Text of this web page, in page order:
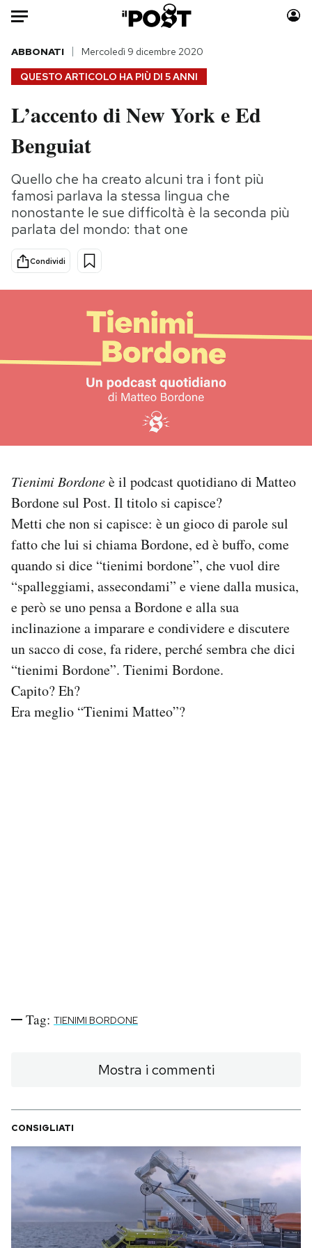
Auto
HOME
Italia
Politica
Tecnologia
Internet
Scienza
Cultura
Economia
Moda
Storie/Idee
Ok Boomer!
Media
Europa
NEWSLETTER
SHOP
CALENDARIO
AREA PERSONALE
Newsletter
Notifiche mobile
Regala il Post
Hai bisogno di aiuto?
Esci
QUESTO ARTICOLO HA PIÙ DI 5 ANNI
ABBONATI Mercoledì 9 dicembre 2020
L’accento di New York e Ed
Benguiat
Quello che ha creato alcuni tra i font più
famosi parlava la stessa lingua che
nonostante le sue difficoltà è la seconda più
parlata del mondo: that one
Condividi
Tienimi Bordoneè il podcast quotidiano di Matteo
Bordone sul Post. Il titolo si capisce?
Metti che non si capisce: è un gioco di parole sul
fatto che lui si chiama Bordone, ed è buffo, come
quando si dice “tienimi bordone”, che vuol dire
“spalleggiami, assecondami” e viene dalla musica,
e però se uno pensa a Bordone e alla sua
inclinazione a imparare e condividere e discutere
un sacco di cose, fa ridere, perché sembra che dici
“tienimi Bordone”. Tienimi Bordone.
Capito? Eh?
Era meglio “Tienimi Matteo”?
Tag: TIENIMI BORDONE
Mostra i commenti
CONSIGLIATI